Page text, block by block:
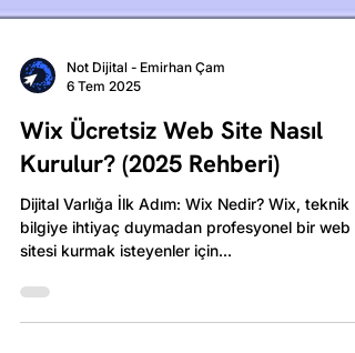
6 Tem 2025
Wix Ücretsiz Web Site Nasıl
Kurulur? (2025 Rehberi)
Dijital Varlığa İlk Adım: Wix Nedir? Wix, teknik
bilgiye ihtiyaç duymadan profesyonel bir web
sitesi kurmak isteyenler için...